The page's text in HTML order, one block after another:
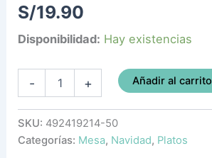
S/19.90
Disponibilidad: Hay existencias
- + Añadir al carrito
SKU: 492419214-50
Categorías: Mesa, Navidad, Platos